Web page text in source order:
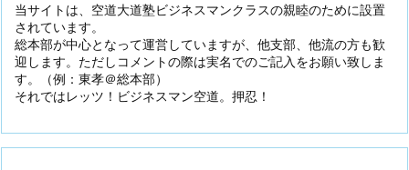
当サイトは、空道大道塾ビジネスマンクラスの親睦のために設置
されています。
総本部が中心となって運営していますが、他支部、他流の方も歓
迎します。ただしコメントの際は実名でのご記入をお願い致しま
す。（例：東孝＠総本部）
それではレッツ！ビジネスマン空道。押忍！